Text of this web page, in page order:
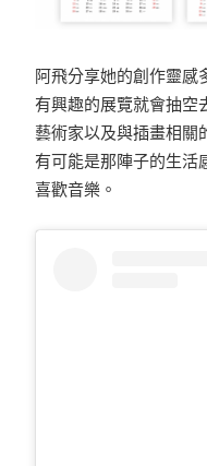
阿飛分享她的創作靈感
有興趣的展覽就會抽空
藝術家以及與插畫相關
有可能是那陣子的生活
喜歡音樂。